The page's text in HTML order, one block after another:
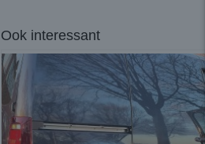
Ook interessant